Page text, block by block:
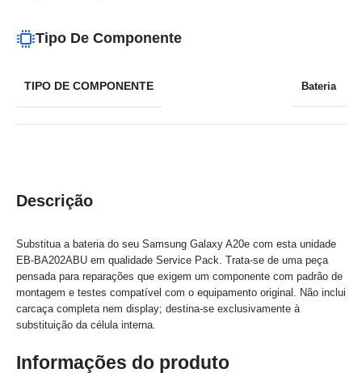
Descrição
Substitua a bateria do seu Samsung Galaxy A20e com esta unidade
EB-BA202ABU em qualidade Service Pack. Trata-se de uma peça
pensada para reparações que exigem um componente com padrão de
montagem e testes compatível com o equipamento original. Não inclui
carcaça completa nem display; destina-se exclusivamente à
substituição da célula interna.
Informações do produto
Tipo De Componente
TIPO DE COMPONENTE Bateria